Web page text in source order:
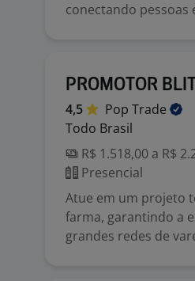
conectando pessoas
PROMOTOR
4,5 Pop Trade
Todo Brasil
R$ 1.518,00 a R$
Presencial
Atue em um projeto
farma, garantindo a
grandes redes de